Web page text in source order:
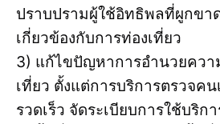
ปราบปรามผู้ใช้อิทธิพลที่ผูกขา
เกี่ยวข้องกับการท่องเที่ยว
3) แก้ไขปัญหาการอำนวยควา
เที่ยว ตั้งแต่การบริการตรวจค
รวดเร็ว จัดระเบียบการใช้บริ